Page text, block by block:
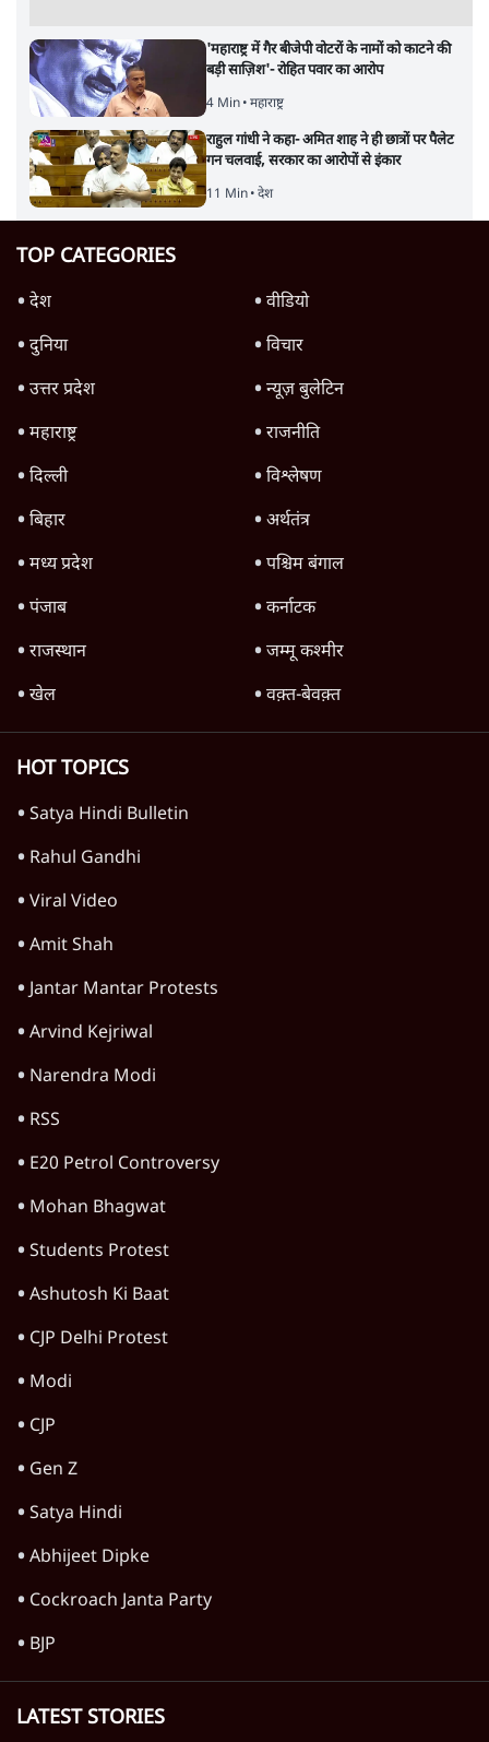
'महाराष्ट्र में गैर बीजेपी वोटरों के नामों को काटने की
बड़ी साज़िश'- रोहित पवार का आरोप
4 Min• महाराष्ट्र
राहुल गांधी ने कहा- अमित शाह ने ही छात्रों पर पैलेट
गन चलवाई, सरकार का आरोपों से इंकार
11 Min• देश
TOP CATEGORIES
देश
वीडियो
दुनिया
विचार
उत्तर प्रदेश
न्यूज़ बुलेटिन
महाराष्ट्र
राजनीति
दिल्ली
विश्लेषण
बिहार
अर्थतंत्र
मध्य प्रदेश
पश्चिम बंगाल
पंजाब
कर्नाटक
राजस्थान
जम्मू कश्मीर
खेल
वक़्त-बेवक़्त
HOT TOPICS
Satya Hindi Bulletin
Rahul Gandhi
Viral Video
Amit Shah
Jantar Mantar Protests
Arvind Kejriwal
Narendra Modi
RSS
E20 Petrol Controversy
Mohan Bhagwat
Students Protest
Ashutosh Ki Baat
CJP Delhi Protest
Modi
CJP
Gen Z
Satya Hindi
Abhijeet Dipke
Cockroach Janta Party
BJP
LATEST STORIES